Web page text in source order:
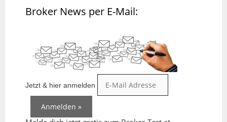
Broker News per E-Mail:
Jetzt & hier anmelden